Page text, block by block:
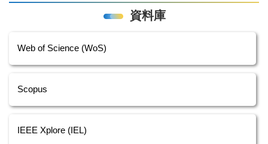
資料庫
Web of Science (WoS)
Scopus
IEEE Xplore (IEL)